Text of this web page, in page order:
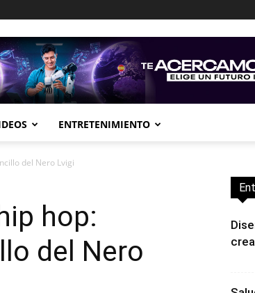
ENTRETENIMIENTO
del Nero Lvigi
hop:
del Nero